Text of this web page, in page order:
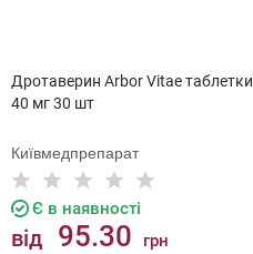
Дротаверин Arbor Vitae таблетки
40 мг 30 шт
Київмедпрепарат
Є в наявності
від 95.30 грн